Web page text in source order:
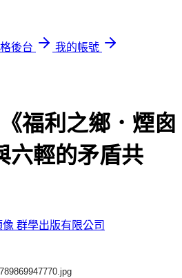
後台
我的帳號
福利之鄉．煙囪
六輕的矛盾共
群學出版有限公司